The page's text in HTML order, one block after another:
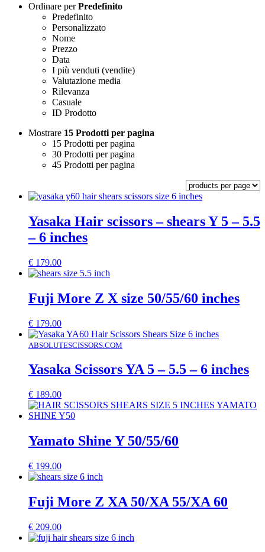
Ordinare perPredefinito
Predefinito
Personalizzato
Nome
Prezzo
Data
I più venduti (vendite)
Valutazione media
Rilevanza
Casuale
ID Prodotto
Mostrare 15 Prodotti per pagina
15 Prodotti per pagina
30 Prodotti per pagina
45 Prodotti per pagina
Yasaka Hair scissors – shears Y 5 – 5.5
– 6 inches
€ 179.00
Fuji More Z X size 50/55/60 inches
€ 179.00
ABSOLUTESCISSORS.COM
Yasaka Scissors YA 5 – 5.5 – 6 inches
€ 189.00
Yamato Shine Y 50/55/60
€ 199.00
Fuji More Z XA 50/XA 55/XA 60
€ 209.00